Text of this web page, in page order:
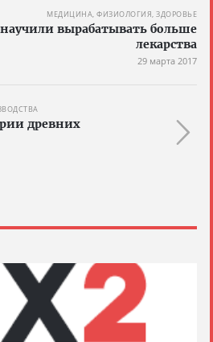
МЕДИЦИНА, ФИЗИОЛОГИЯ, ЗДОРОВЬЕ
вырабатывать больше
лекарства
29 марта 2017
древних